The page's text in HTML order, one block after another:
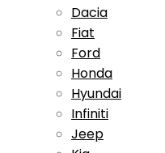
Dacia
Fiat
Ford
Honda
Hyundai
Infiniti
Jeep